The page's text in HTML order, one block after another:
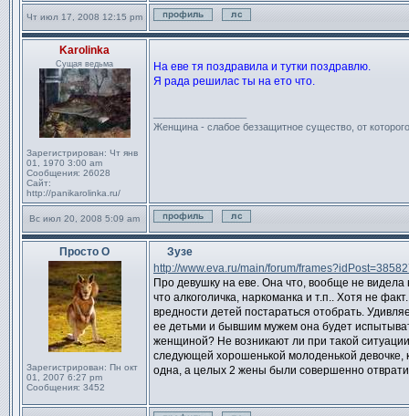
Чт июл 17, 2008 12:15 pm
Профиль
Отправить личное
Karolinka
Сущая ведьма
Зарегистрирован: Чт янв
01, 1970 3:00 am
Сообщения: 26028
Сайт:
http://panikarolinka.ru/
На еве тя поздравила и тутки поздравлю.
Я рада решилас ты на ето что.
Женщина - слабое беззащитное существо, от
Вс июл 20, 2008 5:09 am
Профиль
Отправить личное
Просто О
Зарегистрирован: Пн окт
01, 2007 6:27 pm
Сообщения: 3452
Сообщение
Зузе
http://www.eva.ru/main/forum/
Про девушку на еве. Она что, вообще не видела
что алкоголичка, наркоманка и т.п.. Хотя не
вредности детей постараться отобрать.
ее детьми и бывшим мужем она будет
женщиной? Не возникают ли при такой
следующей хорошенькой молоденькой
одна, а целых 2 жены были совершенно